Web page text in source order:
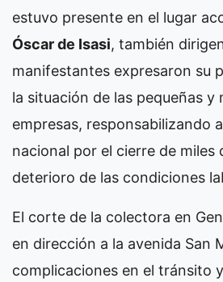
estuvo presente en el lugar
Óscar de Isasi, también
manifestantes expresaron su
la situación de las pequeñas y
empresas, responsabilizando
nacional por el cierre de miles
deterioro de las condiciones
El corte de la colectora en
en dirección a la avenida San
complicaciones en el tránsito